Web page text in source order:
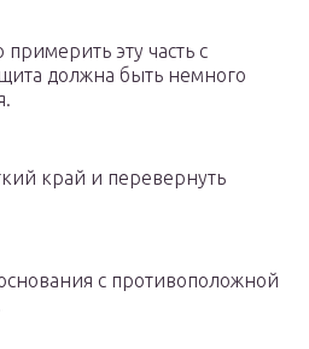
эту часть с
должна быть немного
край и перевернуть
с противоположной